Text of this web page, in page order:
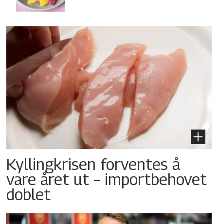
Kyllingkrisen forventes å
vare året ut – importbehovet
doblet